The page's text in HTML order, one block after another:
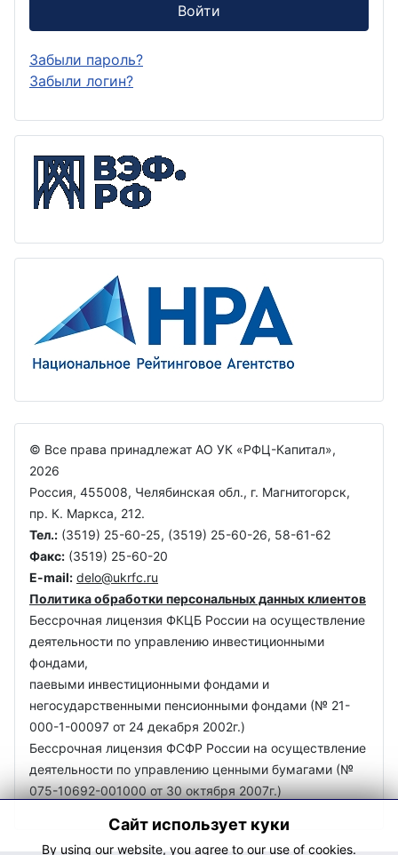
Войти
Забыли пароль?
Забыли логин?
© Все права принадлежат АО УК «РФЦ-Капитал»,
2026
Россия, 455008, Челябинская обл., г. Магнитогорск,
пр. К. Маркса, 212.
Тел.: (3519) 25-60-25, (3519) 25-60-26, 58-61-62
Факс: (3519) 25-60-20
E-mail: delo@ukrfc.ru
Политика обработки персональных данных клиентов
Бессрочная лицензия ФКЦБ Росcии на осуществление
деятельности по управлению инвестиционными
фондами,
паевыми инвестиционными фондами и
негосударственными пенсионными фондами (№ 21-
000-1-00097 от 24 декабря 2002г.)
Бессрочная лицензия ФСФР Росcии на осуществление
деятельности по управлению ценными бумагами (№
075-10692-001000 от 30 октября 2007г.)
Сайт использует куки
By using our website, you agree to our use of cookies.